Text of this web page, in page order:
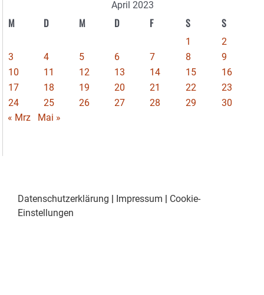
April 2023
M D M D F S S
1
2
3
4 5 6 7 8
9
10
11 12 13 14 15
16
17
18 19 20 21 22
23
24
25 26 27 28 29
30
« Mrz
Mai »
Datenschutzerklärung Impressum
Cookie-
Einstellungen